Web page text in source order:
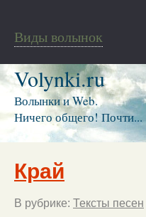
Виды волынок
Volynki.ru
Волынки и Web.
Ничего общего! Почти...
Край
В рубрике: Тексты песен